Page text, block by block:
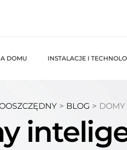
DOMU INSTALACJE I
> BLOG >